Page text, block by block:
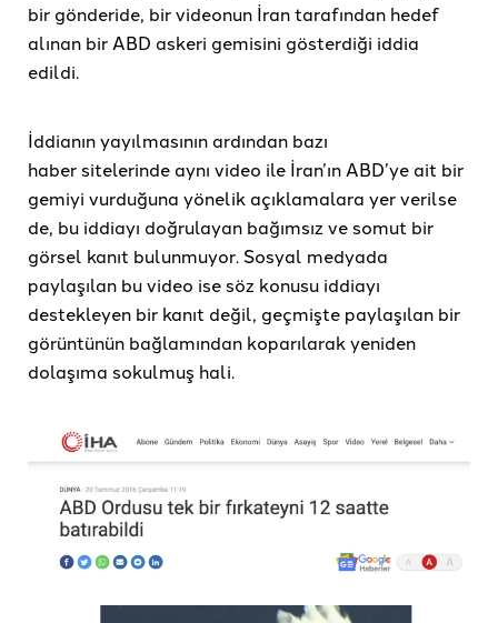
bir gönderide, bir videonun İran tarafından hedef
alınan bir ABD askeri gemisini gösterdiği iddia
edildi.
İddianın yayılmasının ardından bazı
haber sitelerinde aynı video ile İran’ın ABD’ye ait bir
gemiyi vurduğuna yönelik açıklamalara yer verilse
de, bu iddiayı doğrulayan bağımsız ve somut bir
görsel kanıt bulunmuyor. Sosyal medyada
paylaşılan bu video ise söz konusu iddiayı
destekleyen bir kanıt değil, geçmişte paylaşılan bir
görüntünün bağlamından koparılarak yeniden
dolaşıma sokulmuş hali.